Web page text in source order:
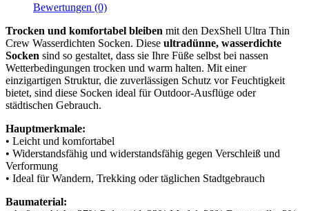
Bewertungen (0)
Trocken und komfortabel bleiben mit den DexShell Ultra Thin
Crew Wasserdichten Socken. Diese ultradünne, wasserdichte
Socken sind so gestaltet, dass sie Ihre Füße selbst bei nassen
Wetterbedingungen trocken und warm halten. Mit einer
einzigartigen Struktur, die zuverlässigen Schutz vor Feuchtigkeit
bietet, sind diese Socken ideal für Outdoor-Ausflüge oder
städtischen Gebrauch.
Hauptmerkmale:
• Leicht und komfortabel
• Widerstandsfähig und widerstandsfähig gegen Verschleiß und
Verformung
• Ideal für Wandern, Trekking oder täglichen Stadtgebrauch
Baumaterial: